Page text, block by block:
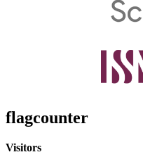
flagcounter
Visitors